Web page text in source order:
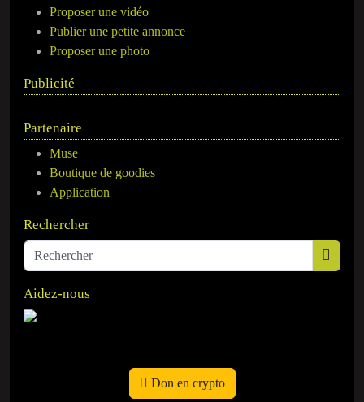
Proposer une vidéo
Publier une petite annonce
Proposer une photo
Publicité
Partenaire
Muse
Boutique de goodies
Application
Rechercher
Aidez-nous
Don en crypto